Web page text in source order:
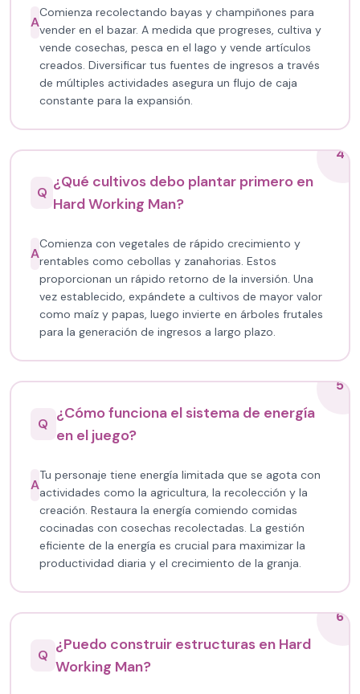
A
Comienza recolectando bayas y champiñones para
vender en el bazar. A medida que progreses, cultiva y
vende cosechas, pesca en el lago y vende artículos
creados. Diversificar tus fuentes de ingresos a través
de múltiples actividades asegura un flujo de caja
constante para la expansión.
4
Q
¿Qué cultivos debo plantar primero en
Hard Working Man?
A
Comienza con vegetales de rápido crecimiento y
rentables como cebollas y zanahorias. Estos
proporcionan un rápido retorno de la inversión. Una
vez establecido, expándete a cultivos de mayor valor
como maíz y papas, luego invierte en árboles frutales
para la generación de ingresos a largo plazo.
5
Q
¿Cómo funciona el sistema de energía
en el juego?
A
Tu personaje tiene energía limitada que se agota con
actividades como la agricultura, la recolección y la
creación. Restaura la energía comiendo comidas
cocinadas con cosechas recolectadas. La gestión
eficiente de la energía es crucial para maximizar la
productividad diaria y el crecimiento de la granja.
6
Q
¿Puedo construir estructuras en Hard
Working Man?